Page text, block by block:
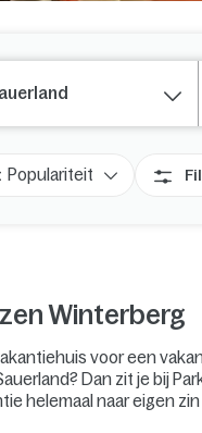
Populariteit
Winterberg
voor een
Dan zit je bij
helemaal naar eigen